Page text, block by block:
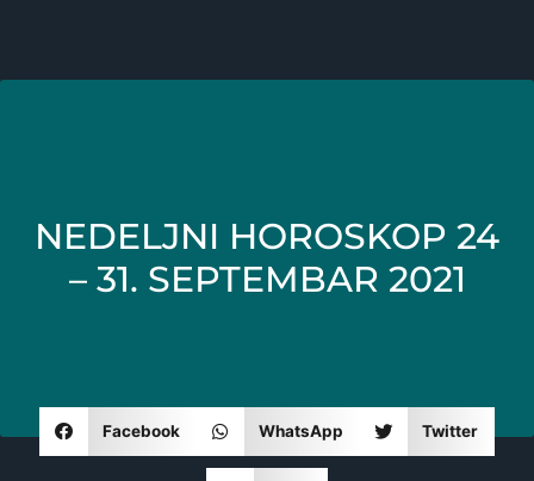
NEDELJNI HOROSKOP 24
– 31. SEPTEMBAR 2021
Facebook WhatsApp Twitter